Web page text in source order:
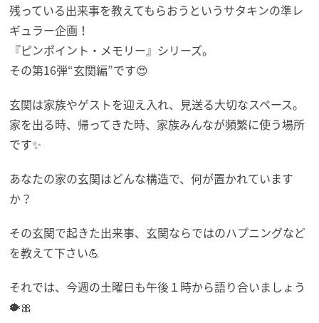
残っている出来事を教えてもらおうというサタキンの準レ
ギュラー企画！
『ピンポイント・メモリー』シリーズ。
その第16弾“玄関編”です😍
玄関は家族やゲストを迎え入れ、見送る大切なスペース。
家を出る時、帰ってきた時、家族みんなが頻繁に使う場所
です✨
あなたの家の玄関はどんな構造で、何が置かれています
か？
その玄関で起きた出来事、玄関ならではのハプニングなど
を教えて下さい💪
それでは、今週の土曜日も午後１時から語り合いましょう
🐡🎀